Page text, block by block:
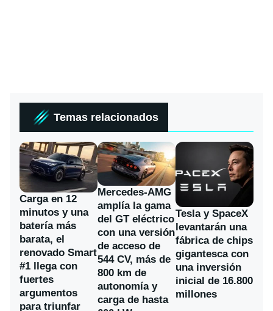
Temas relacionados
Carga en 12
minutos y una
batería más
barata, el
renovado Smart
#1 llega con
fuertes
argumentos
para triunfar
Mercedes-AMG
amplía la gama
del GT eléctrico
con una versión
de acceso de
544 CV, más de
800 km de
autonomía y
carga de hasta
Tesla y SpaceX
levantarán una
fábrica de chips
gigantesca con
una inversión
inicial de 16.800
millones